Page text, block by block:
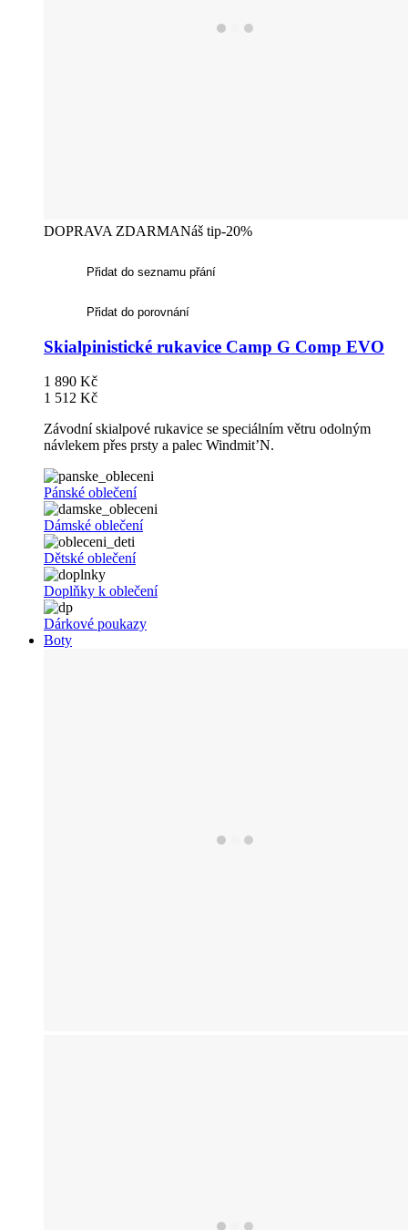
DOPRAVA ZDARMANáš tip-20%
Přidat do seznamu přání
Přidat do porovnání
Skialpinistické rukavice Camp G Comp EVO
1 890 Kč
1 512 Kč
Závodní skialpové rukavice se speciálním větru odolným
návlekem přes prsty a palec Windmit’N.
Pánské oblečení
Dámské oblečení
Dětské oblečení
Doplňky k oblečení
Dárkové poukazy
Boty